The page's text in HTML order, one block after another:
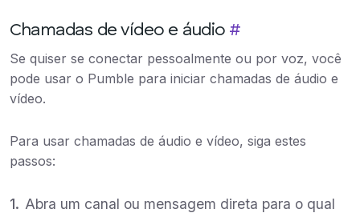
Chamadas de vídeo e áudio #
Se quiser se conectar pessoalmente ou por voz, você
pode usar o Pumble para iniciar chamadas de áudio e
vídeo.
Para usar chamadas de áudio e vídeo, siga estes
passos:
Abra um canal ou mensagem direta para o qual